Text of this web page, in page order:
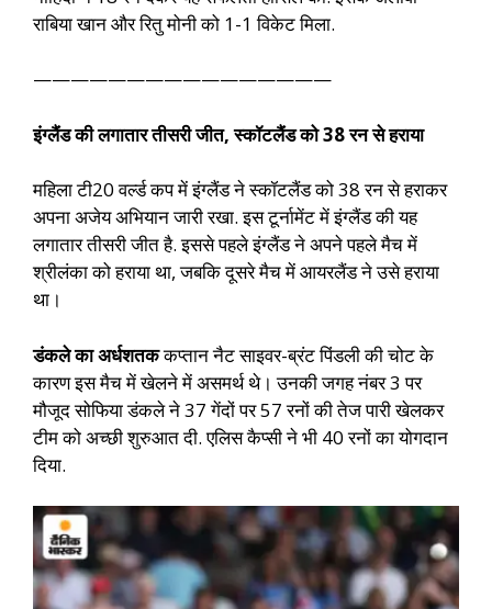
राबिया खान और रितु मोनी को 1-1 विकेट मिला.
————————————————
इंग्लैंड की लगातार तीसरी जीत, स्कॉटलैंड को 38 रन से हराया
महिला टी20 वर्ल्ड कप में इंग्लैंड ने स्कॉटलैंड को 38 रन से हराकर
अपना अजेय अभियान जारी रखा. इस टूर्नामेंट में इंग्लैंड की यह
लगातार तीसरी जीत है. इससे पहले इंग्लैंड ने अपने पहले मैच में
श्रीलंका को हराया था, जबकि दूसरे मैच में आयरलैंड ने उसे हराया
था।
डंकले का अर्धशतककप्तान नैट साइवर-ब्रंट पिंडली की चोट के
कारण इस मैच में खेलने में असमर्थ थे। उनकी जगह नंबर 3 पर
मौजूद सोफिया डंकले ने 37 गेंदों पर 57 रनों की तेज पारी खेलकर
टीम को अच्छी शुरुआत दी. एलिस कैप्सी ने भी 40 रनों का योगदान
दिया.